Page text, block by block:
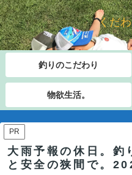
くだ
釣りのこだわり
物欲生活。
PR
大雨予報の休日。釣
と安全の狭間で。